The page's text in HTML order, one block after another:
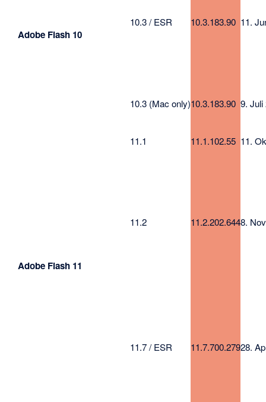
Adobe Flash 10
10.3 / ESR 10.3.183.90 11.
10.3 (Mac only)10.3.183.90 9. Juli
Adobe Flash 11
11.1 11.1.102.55 11.
11.2 11.2.202.6448.
11.7 / ESR 11.7.700.27928.